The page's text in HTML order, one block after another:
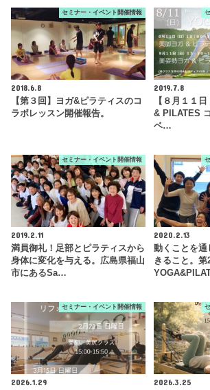
セミナー・イベント開催情報
2018.6.8
【第３回】ヨガ&ピラティスのコ
ラボレッスン開催報告。
2019.7.8
【８月１１
& PILATES
ベ…
セミナー・イベント開催情報
2019.2.11
満員御礼！足部とピラティスから
身体に変化を与える。広島県福山
市にあるSa…
2020.2.13
動くことを通
きること。第
セミナー・イベント開催情報
2026.1.29
2026.3.25